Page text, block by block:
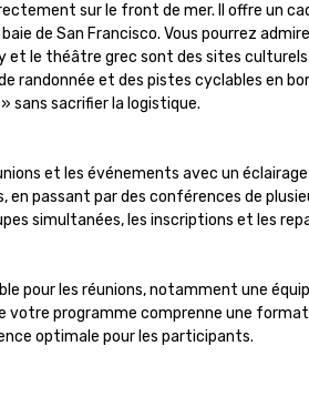
sur le front de mer. Il offre un
de San Francisco. Vous pourrez
le théâtre grec sont des sites
randonnée et des pistes cyclables en
sans sacrifier la logistique.
et les événements avec un
passant par des conférences de
simultanées, les inscriptions et les
les réunions, notamment une
programme comprenne une
optimale pour les participants.